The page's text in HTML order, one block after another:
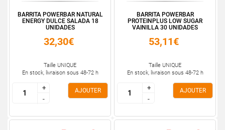
BARRITA POWERBAR NATURAL
ENERGY DULCE SALADA 18
UNIDADES
32,30€
Taille UNIQUE
En stock, livraison sous 48-72 h
+
-
+
-
AJOUTER
BARRITA POWERBAR
PROTEINPLUS LOW SUGAR
VAINILLA 30 UNIDADES
53,11€
Taille UNIQUE
En stock, livraison sous 48-72 h
+
-
+
-
AJOUTER